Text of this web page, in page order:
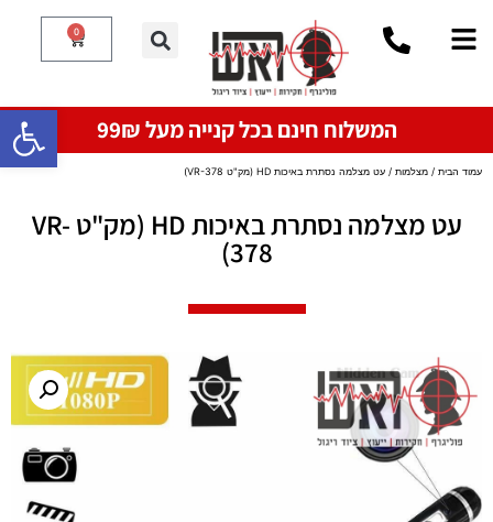
פתח
0
המשלוח חינם בכל קנייה מעל 99₪
עמוד הבית / מצלמות / עט מצלמה נסתרת באיכות HD (מק"ט VR-378)
עט מצלמה נסתרת באיכות HD (מק"ט VR-
378)